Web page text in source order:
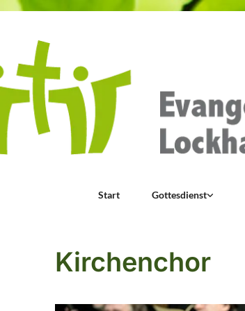
Start Gottesdienst
Kirchenchor